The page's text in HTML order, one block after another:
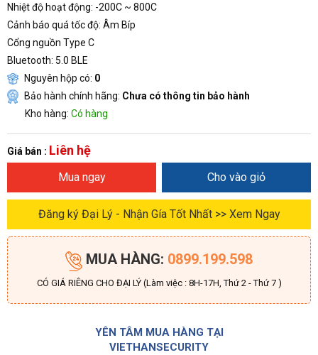
Nhiệt độ hoạt động: -200C ~ 800C
Cảnh báo quá tốc độ: Âm Bíp
Cổng nguồn Type C
Bluetooth: 5.0 BLE
Nguyên hộp có: 0
Bảo hành chính hãng: Chưa có thông tin bảo hành
Kho hàng: Có hàng
Giá bán : Liên hệ
Mua ngay Cho vào giỏ
Đăng ký Đại Lý - Nhận Gía Tốt Nhất >> Xem Ngay
MUA HÀNG: 0899.199.598
CÓ GIÁ RIÊNG CHO ĐẠI LÝ (Làm việc : 8H-17H, Thứ 2 - Thứ 7 )
YÊN TÂM MUA HÀNG TẠI
VIETHANSECURITY